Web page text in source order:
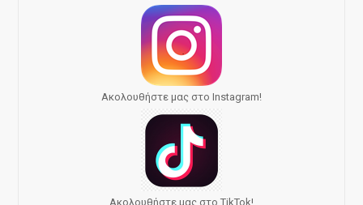
Ακολουθήστε μας στο Instagram!
Ακολουθήστε μας στο TikTok!